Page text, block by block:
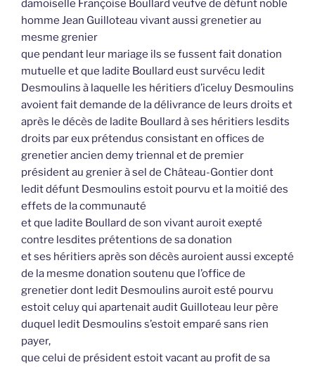
damoiselle Françoise Boullard veufve de défunt noble
homme Jean Guilloteau vivant aussi grenetier au
mesme grenier
que pendant leur mariage ils se fussent fait donation
mutuelle et que ladite Boullard eust survécu ledit
Desmoulins à laquelle les héritiers d’iceluy Desmoulins
avoient fait demande de la délivrance de leurs droits et
après le décès de ladite Boullard à ses héritiers lesdits
droits par eux prétendus consistant en offices de
grenetier ancien demy triennal et de premier
président au grenier à sel de Château-Gontier dont
ledit défunt Desmoulins estoit pourvu et la moitié des
effets de la communauté
et que ladite Boullard de son vivant auroit exepté
contre lesdites prétentions de sa donation
et ses héritiers après son décès auroient aussi excepté
de la mesme donation soutenu que l’office de
grenetier dont ledit Desmoulins auroit esté pourvu
estoit celuy qui apartenait audit Guilloteau leur père
duquel ledit Desmoulins s’estoit emparé sans rien
payer,
que celui de président estoit vacant au profit de sa